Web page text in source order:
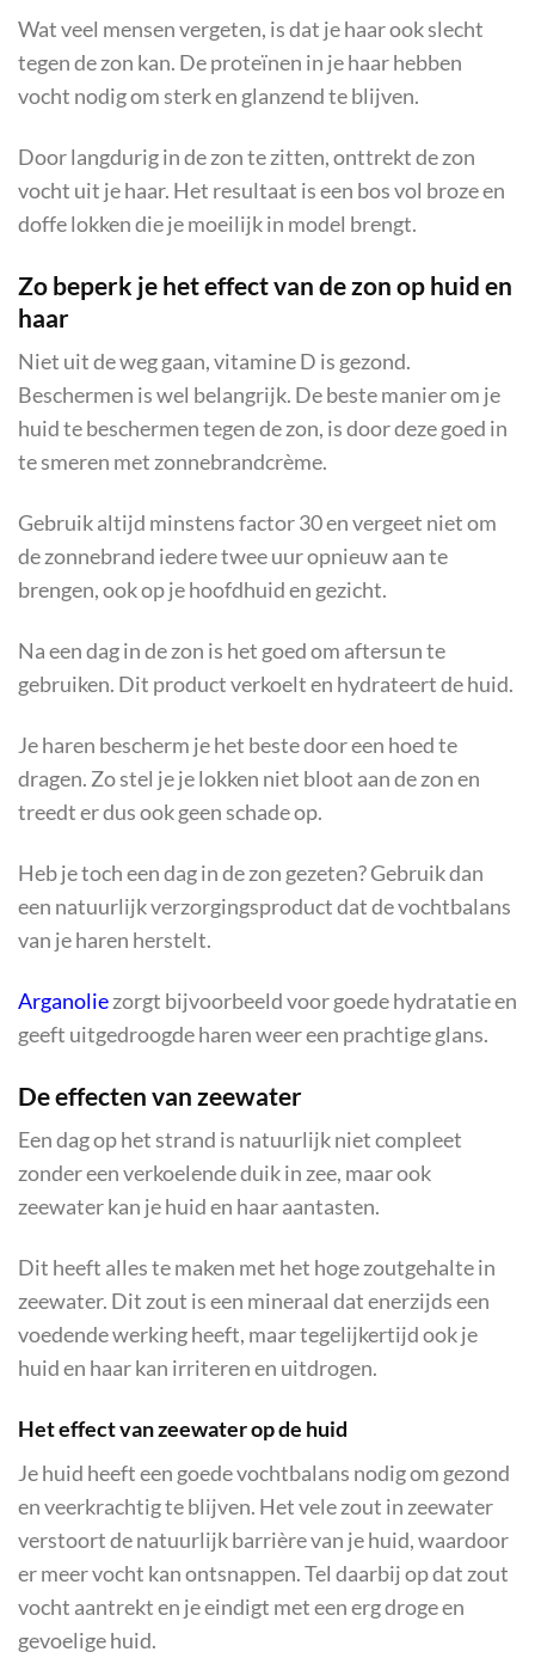
Wat veel mensen vergeten, is dat je haar ook slecht
tegen de zon kan. De proteïnen in je haar hebben
vocht nodig om sterk en glanzend te blijven.
Door langdurig in de zon te zitten, onttrekt de zon
vocht uit je haar. Het resultaat is een bos vol broze en
doffe lokken die je moeilijk in model brengt.
Zo beperk je het effect van de zon op huid en
haar
Niet uit de weg gaan, vitamine D is gezond.
Beschermen is wel belangrijk. De beste manier om je
huid te beschermen tegen de zon, is door deze goed in
te smeren met zonnebrandcrème.
Gebruik altijd minstens factor 30 en vergeet niet om
de zonnebrand iedere twee uur opnieuw aan te
brengen, ook op je hoofdhuid en gezicht.
Na een dag in de zon is het goed om aftersun te
gebruiken. Dit product verkoelt en hydrateert de huid.
Je haren bescherm je het beste door een hoed te
dragen. Zo stel je je lokken niet bloot aan de zon en
treedt er dus ook geen schade op.
Heb je toch een dag in de zon gezeten? Gebruik dan
een natuurlijk verzorgingsproduct dat de vochtbalans
van je haren herstelt.
Arganoliezorgt bijvoorbeeld voor goede hydratatie en
geeft uitgedroogde haren weer een prachtige glans.
De effecten van zeewater
Een dag op het strand is natuurlijk niet compleet
zonder een verkoelende duik in zee, maar ook
zeewater kan je huid en haar aantasten.
Dit heeft alles te maken met het hoge zoutgehalte in
zeewater. Dit zout is een mineraal dat enerzijds een
voedende werking heeft, maar tegelijkertijd ook je
huid en haar kan irriteren en uitdrogen.
Het effect van zeewater op de huid
Je huid heeft een goede vochtbalans nodig om gezond
en veerkrachtig te blijven. Het vele zout in zeewater
verstoort de natuurlijk barrière van je huid, waardoor
er meer vocht kan ontsnappen. Tel daarbij op dat zout
vocht aantrekt en je eindigt met een erg droge en
gevoelige huid.